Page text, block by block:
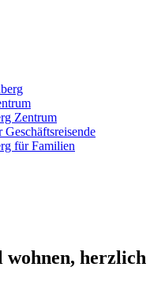
Zentrum
für Familien
wohnen, herzlich